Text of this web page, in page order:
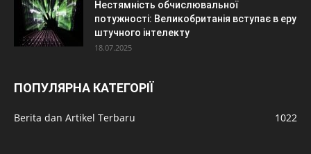
Нестямність обчислювальної
потужності: Великобританія вступає в еру
штучного інтелекту
18.07.2025
ПОПУЛЯРНА КАТЕГОРІЇ
Berita dan Artikel Terbaru 1022